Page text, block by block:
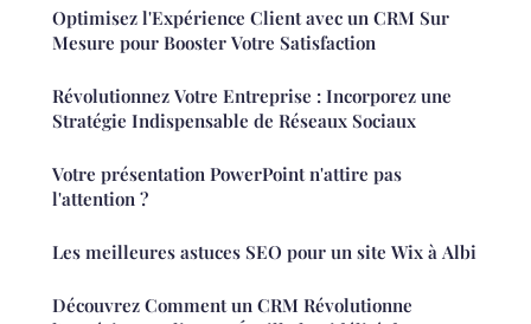
Optimisez l'Expérience Client avec un CRM Sur
Mesure pour Booster Votre Satisfaction
Révolutionnez Votre Entreprise : Incorporez une
Stratégie Indispensable de Réseaux Sociaux
Votre présentation PowerPoint n'attire pas
l'attention ?
Les meilleures astuces SEO pour un site Wix à Albi
Découvrez Comment un CRM Révolutionne